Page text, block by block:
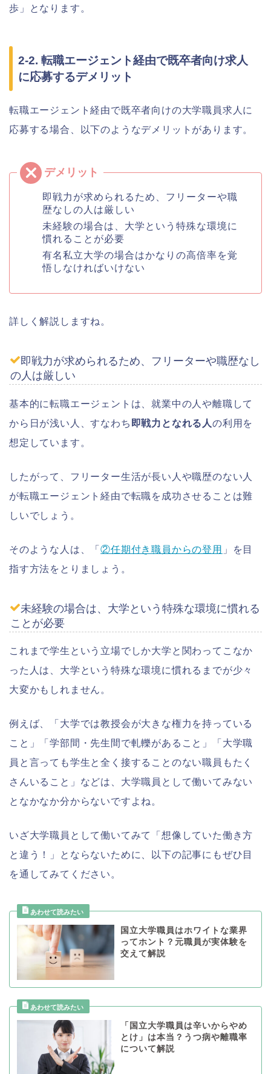
歩」となります。
2-2. 転職エージェント経由で既卒者向け求人
に応募するデメリット
転職エージェント経由で既卒者向けの大学職員求人に
応募する場合、以下のようなデメリットがあります。
即戦力が求められるため、フリーターや職
歴なしの人は厳しい
未経験の場合は、大学という特殊な環境に
慣れることが必要
有名私立大学の場合はかなりの高倍率を覚
悟しなければいけない
詳しく解説しますね。
即戦力が求められるため、フリーターや職歴なし
の人は厳しい
基本的に転職エージェントは、就業中の人や離職して
から日が浅い人、すなわち 即戦力となれる人の利用を
想定しています。
したがって、フリーター生活が長い人や職歴のない人
が転職エージェント経由で転職を成功させることは難
しいでしょう。
そのような人は、「②任期付き職員からの登用 」を目
指す方法をとりましょう。
未経験の場合は、大学という特殊な環境に慣れる
ことが必要
これまで学生という立場でしか大学と関わってこなか
った人は、大学という特殊な環境に慣れるまでが少々
大変かもしれません。
例えば、「大学では教授会が大きな権力を持っている
こと」「学部間・先生間で軋轢があること」「大学職
員と言っても学生と全く接することのない職員もたく
さんいること」などは、大学職員として働いてみない
となかなか分からないですよね。
いざ大学職員として働いてみて「想像していた働き方
と違う！」とならないために、以下の記事にもぜひ目
を通してみてください。
国立大学職員はホワイトな業界
ってホント？元職員が実体験を
交えて解説
「国立大学職員は辛いからやめ
とけ」は本当？うつ病や離職率
について解説